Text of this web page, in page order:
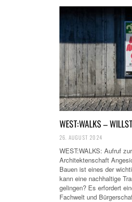
WEST:WALKS –
26. AUGUST 2024
WEST:WALKS: Aufruf
Architektenschaft
Bauen ist eines der
kann eine nachhaltige
gelingen? Es erfordert
Fachwelt und